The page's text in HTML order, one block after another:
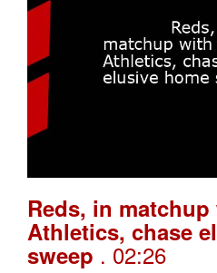
Reds, in
Athletics, chase
sweep . 02:26